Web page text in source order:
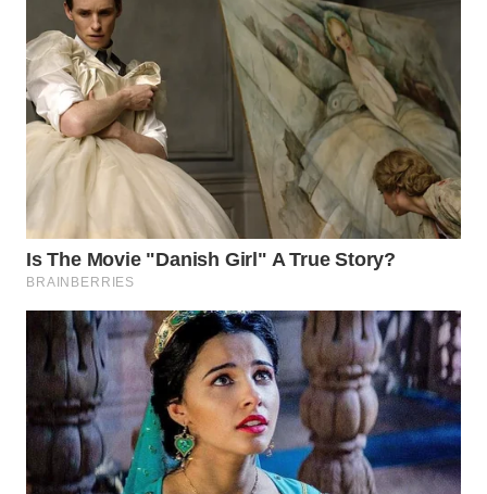
WN
BOROBUDUR
WN
MADURA
SURABAYA
WN
NATUNA
WN
BINTAN
WN
MANDALIKA